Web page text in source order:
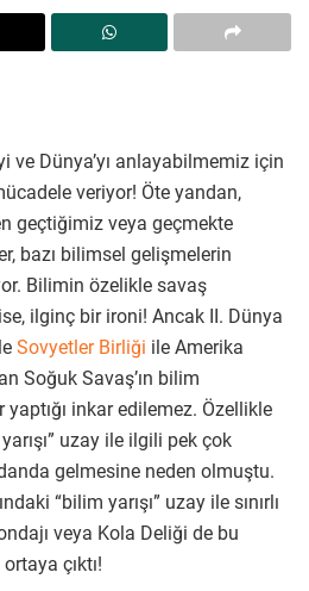
ve Dünya’yı anlayabilmemiz için
veriyor! Öte yandan,
geçtiğimiz veya geçmekte
bazı bilimsel gelişmelerin
Bilimin özelikle savaş
ilginç bir ironi! Ancak II. Dünya
Sovyetler Birliği ile Amerika
Soğuk Savaş’ın bilim
yaptığı inkar edilemez. Özellikle
uzay ile ilgili pek çok
gelmesine neden olmuştu.
“bilim yarışı” uzay ile sınırlı
veya Kola Deliği de bu
çıktı!